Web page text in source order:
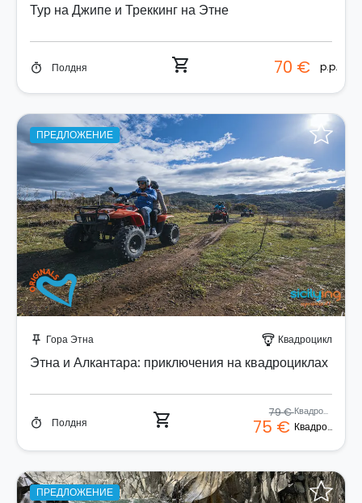
Тур на Джипе и Треккинг на Этне
timer Полдня shopping_cart 70 € p.p.
ПРЕДЛОЖЕНИЕ
push_pin Гора Этна paragliding Квадроцикл
Этна и Алкантара: приключения на квадроциклах
timer Полдня shopping_cart 79 € Квадроцикл
75 € Квадроцикл
ПРЕДЛОЖЕНИЕ